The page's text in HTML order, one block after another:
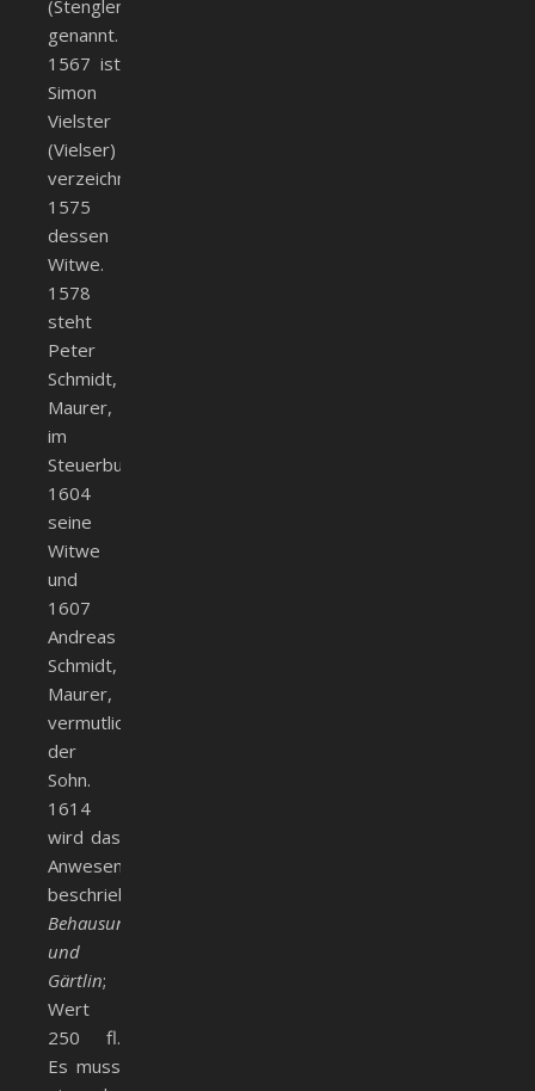
(Stenglen)
genannt.
1567 ist
Simon
Vielster
(Vielser)
verzeichnet,
1575
dessen
Witwe.
1578
steht
Peter
Schmidt,
Maurer,
im
Steuerbuch,
1604
seine
Witwe
und
1607
Andreas
Schmidt,
Maurer,
vermutlich
der
Sohn.
1614
wird das
Anwesen
beschrieben:
Behausung
und
Gärtlin;
Wert
250 fl.
Es muss